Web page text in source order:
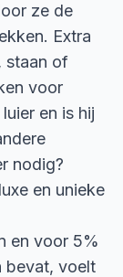
ze de
Extra
staan of
voor
en is hij
nodig?
en unieke
en voor 5%
bevat, voelt